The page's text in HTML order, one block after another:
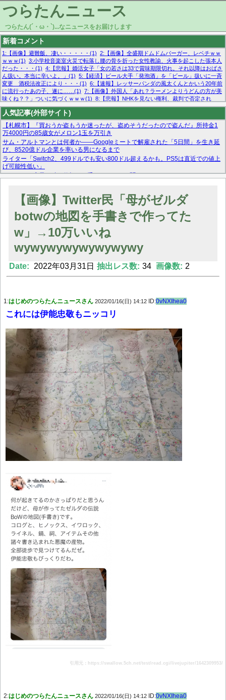
つらたんニュース
つらたん(´・ω・`)...なニュースをお届けします
新着コメント
1:【画像】避難飯、凄い・・・・・(1) 2:【画像】全盛期ドムドムバーガー、レベチｗｗ
ｗｗｗ(1) 3:小学校音楽室火災で転落し腰の骨を折った女性教諭、火事を起こした張本人
だった・・・(1) 4:【悲報】婚活女子「女の若さは33で賞味期限切れ。それ以降はおばさ
ん扱い。本当に辛いよ。」(1) 5:【経済】ビール大手「発泡酒」を「ビール」扱いに一斉
変更 酒税法改正により・・・(1) 6:【速報】レッサーパンダの風太くんとかいう20年前
に流行ったあの子、遂に……(1) 7:【画像】外国人「あれ？ラーメンよりうどんの方が美
味くね？？」ついに気づくｗｗｗ(1) 8:【悲報】NHKを見ない権利、裁判で否定され
る・・・(1) 9:欧州委員長「原発縮小は間違いでした」(1) 10:【悲報】日本企業の人手不
足、限界突破 52%「正社員も足りてません…」(1)
人気記事(外部サイト)
【札幌市】『買おうか盗もうか迷ったが、盗めそうだったので盗んだ』所持金1
万4000円の85歳女がメロン1玉を万引き
サム・アルトマンとは何者か——Googleミートで解雇された「5日間」を生き延
び、8520億ドル企業を率いる男になるまで
ライター「Switch2、499ドルでも安い800ドル超えるかも。PS5は直近での値上
げ可能性低い」
スーパーで店員に酷い仕打ちを受けたんだけど聞いてくれる？
ニーCEOの「量より質」宣言の裏で渦巻くファンの本音とMCUの未来を徹底考
【モー娘。石田亜佑美】ファーストテイク出演も新規獲得ならず？北川莉央が1
【画像あり】FacebookとかTwitterで拾ったエロ画像貼ってくよ
Powered by livedoor 相互RSS
【画像】Twitter民「母がゼルダ
botwの地図を手書きで作ってた
w」→10万いいね
wywywywywywywywy
Date: 2022年03月31日 抽出レス数: 34 画像数: 2
1:はじめのつらたんニュースさん 2022/01/16(日) 14:12 ID:0vNXIhea0
これには伊能忠敬もニッコリ
引用元：https://swallow.5ch.net/test/read.cgi/livejupiter/1642309953/
2:はじめのつらたんニュースさん 2022/01/16(日) 14:12 ID:0vNXIhea0